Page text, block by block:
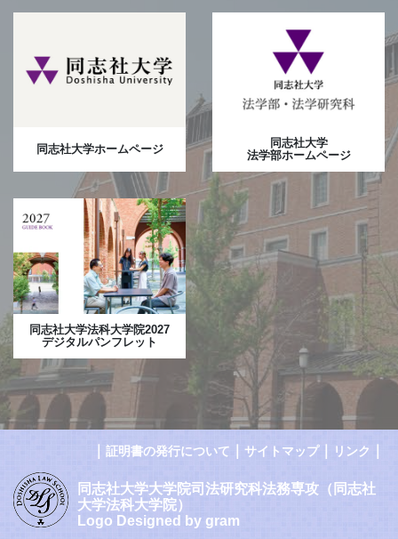
同志社大学ホームページ
同志社大学
法学部ホームページ
同志社大学法科大学院2027
デジタルパンフレット
証明書の発行について サイトマップ｜ リンク
同志社大学大学院司法研究科法務専攻（同志社
大学法科大学院）
Logo Designed by gram